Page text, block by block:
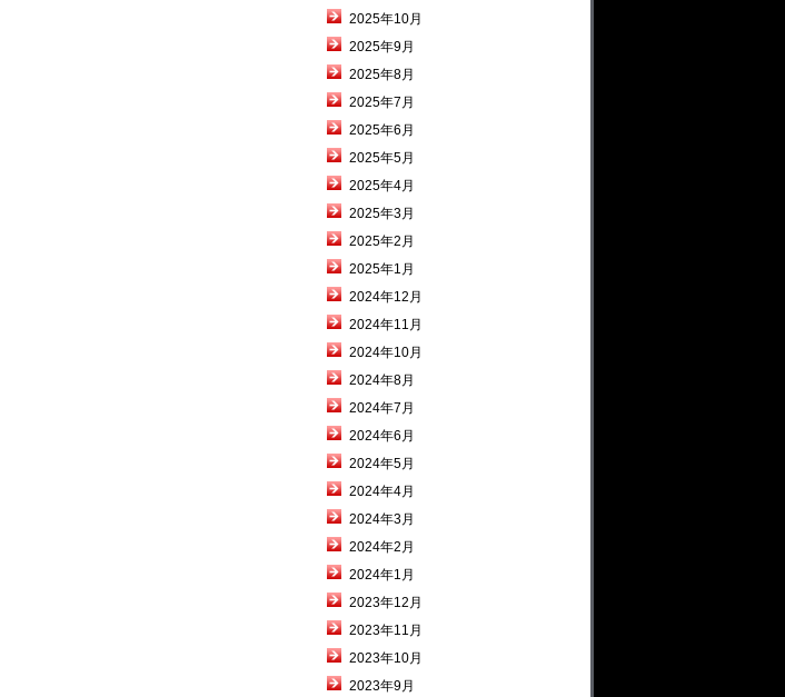
2025年10月
2025年9月
2025年8月
2025年7月
2025年6月
2025年5月
2025年4月
2025年3月
2025年2月
2025年1月
2024年12月
2024年11月
2024年10月
2024年8月
2024年7月
2024年6月
2024年5月
2024年4月
2024年3月
2024年2月
2024年1月
2023年12月
2023年11月
2023年10月
2023年9月